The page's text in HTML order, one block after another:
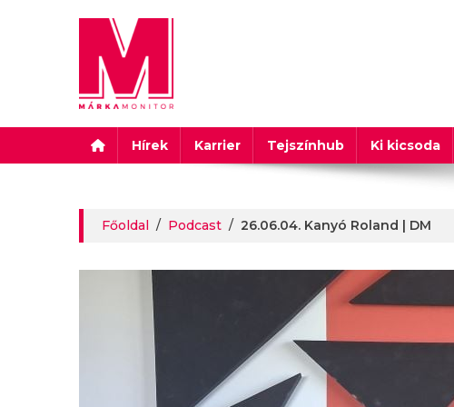
Márkamonitor
Hírek Karrier Tejszínhub Ki kicsoda
Főoldal / Podcast / 26.06.04. Kanyó Roland | DM